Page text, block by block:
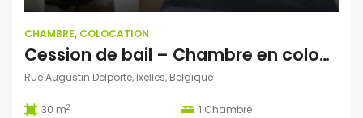
CHAMBRE, COLOCATION
Cession de bail – Chambre en coloc à Ixelles
Rue Augustin Delporte, Ixelles, Belgique
30 m2 1 Chambre